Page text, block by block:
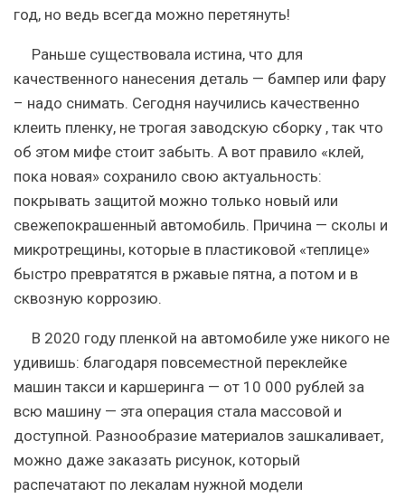
год, но ведь всегда можно перетянуть!
Раньше существовала истина, что для
качественного нанесения деталь — бампер или фару
– надо снимать. Сегодня научились качественно
клеить пленку, не трогая заводскую сборку , так что
об этом мифе стоит забыть. А вот правило «клей,
пока новая» сохранило свою актуальность:
покрывать защитой можно только новый или
свежепокрашенный автомобиль. Причина — сколы и
микротрещины, которые в пластиковой «теплице»
быстро превратятся в ржавые пятна, а потом и в
сквозную коррозию.
В 2020 году пленкой на автомобиле уже никого не
удивишь: благодаря повсеместной переклейке
машин такси и каршеринга — от 10 000 рублей за
всю машину — эта операция стала массовой и
доступной. Разнообразие материалов зашкаливает,
можно даже заказать рисунок, который
распечатают по лекалам нужной модели